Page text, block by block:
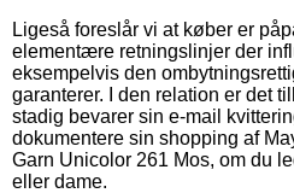
Ligeså foreslår vi at køber er
elementære retningslinjer der
eksempelvis den
garanterer. I den relation er det
stadig bevarer sin e-mail
dokumentere sin shopping af
Garn Unicolor 261 Mos, om du
eller dame.